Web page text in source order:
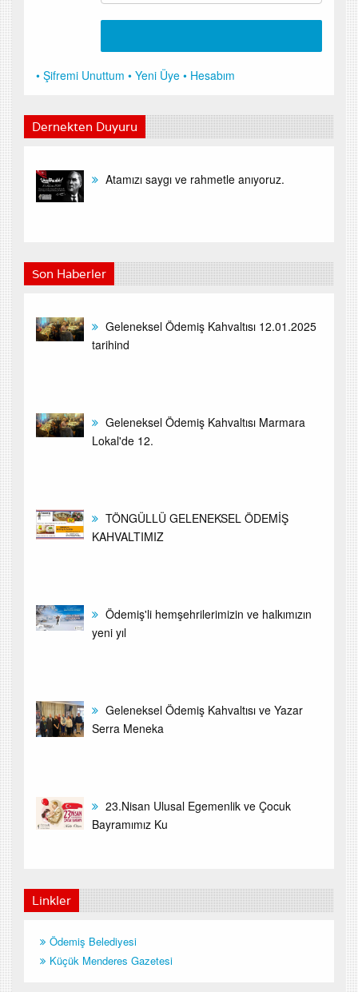
• Şifremi Unuttum • Yeni Üye • Hesabım
Dernekten Duyuru
Atamızı saygı ve rahmetle anıyoruz.
Son Haberler
Geleneksel Ödemiş Kahvaltısı 12.01.2025
tarihind
Geleneksel Ödemiş Kahvaltısı Marmara
Lokal'de 12.
TÖNGÜLLÜ GELENEKSEL ÖDEMİŞ
KAHVALTIMIZ
Ödemiş'li hemşehrilerimizin ve halkımızın
yeni yıl
Geleneksel Ödemiş Kahvaltısı ve Yazar
Serra Meneka
23.Nisan Ulusal Egemenlik ve Çocuk
Bayramımız Ku
Linkler
Ödemiş Belediyesi
Küçük Menderes Gazetesi